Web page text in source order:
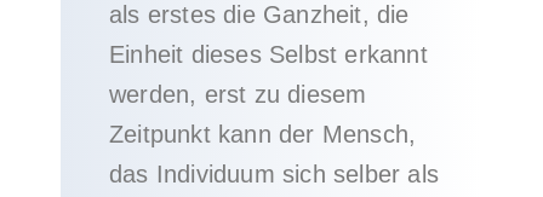
als erstes die Ganzheit, die
Einheit dieses Selbst erkannt
werden, erst zu diesem
Zeitpunkt kann der Mensch,
das Individuum sich selber als